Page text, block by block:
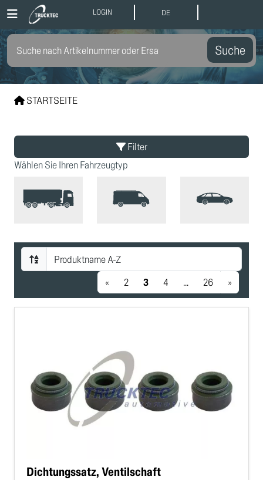
LOGIN DE
Suche
STARTSEITE
Filter
Wählen Sie Ihren Fahrzeugtyp
« 2 3 4 ... 26 »
Dichtungssatz, Ventilschaft